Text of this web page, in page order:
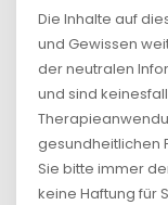
Die Inhalte auf
und Gewissen
der neutralen
und sind
gesundheitlichen
Sie bitte immer
keine Haftung für